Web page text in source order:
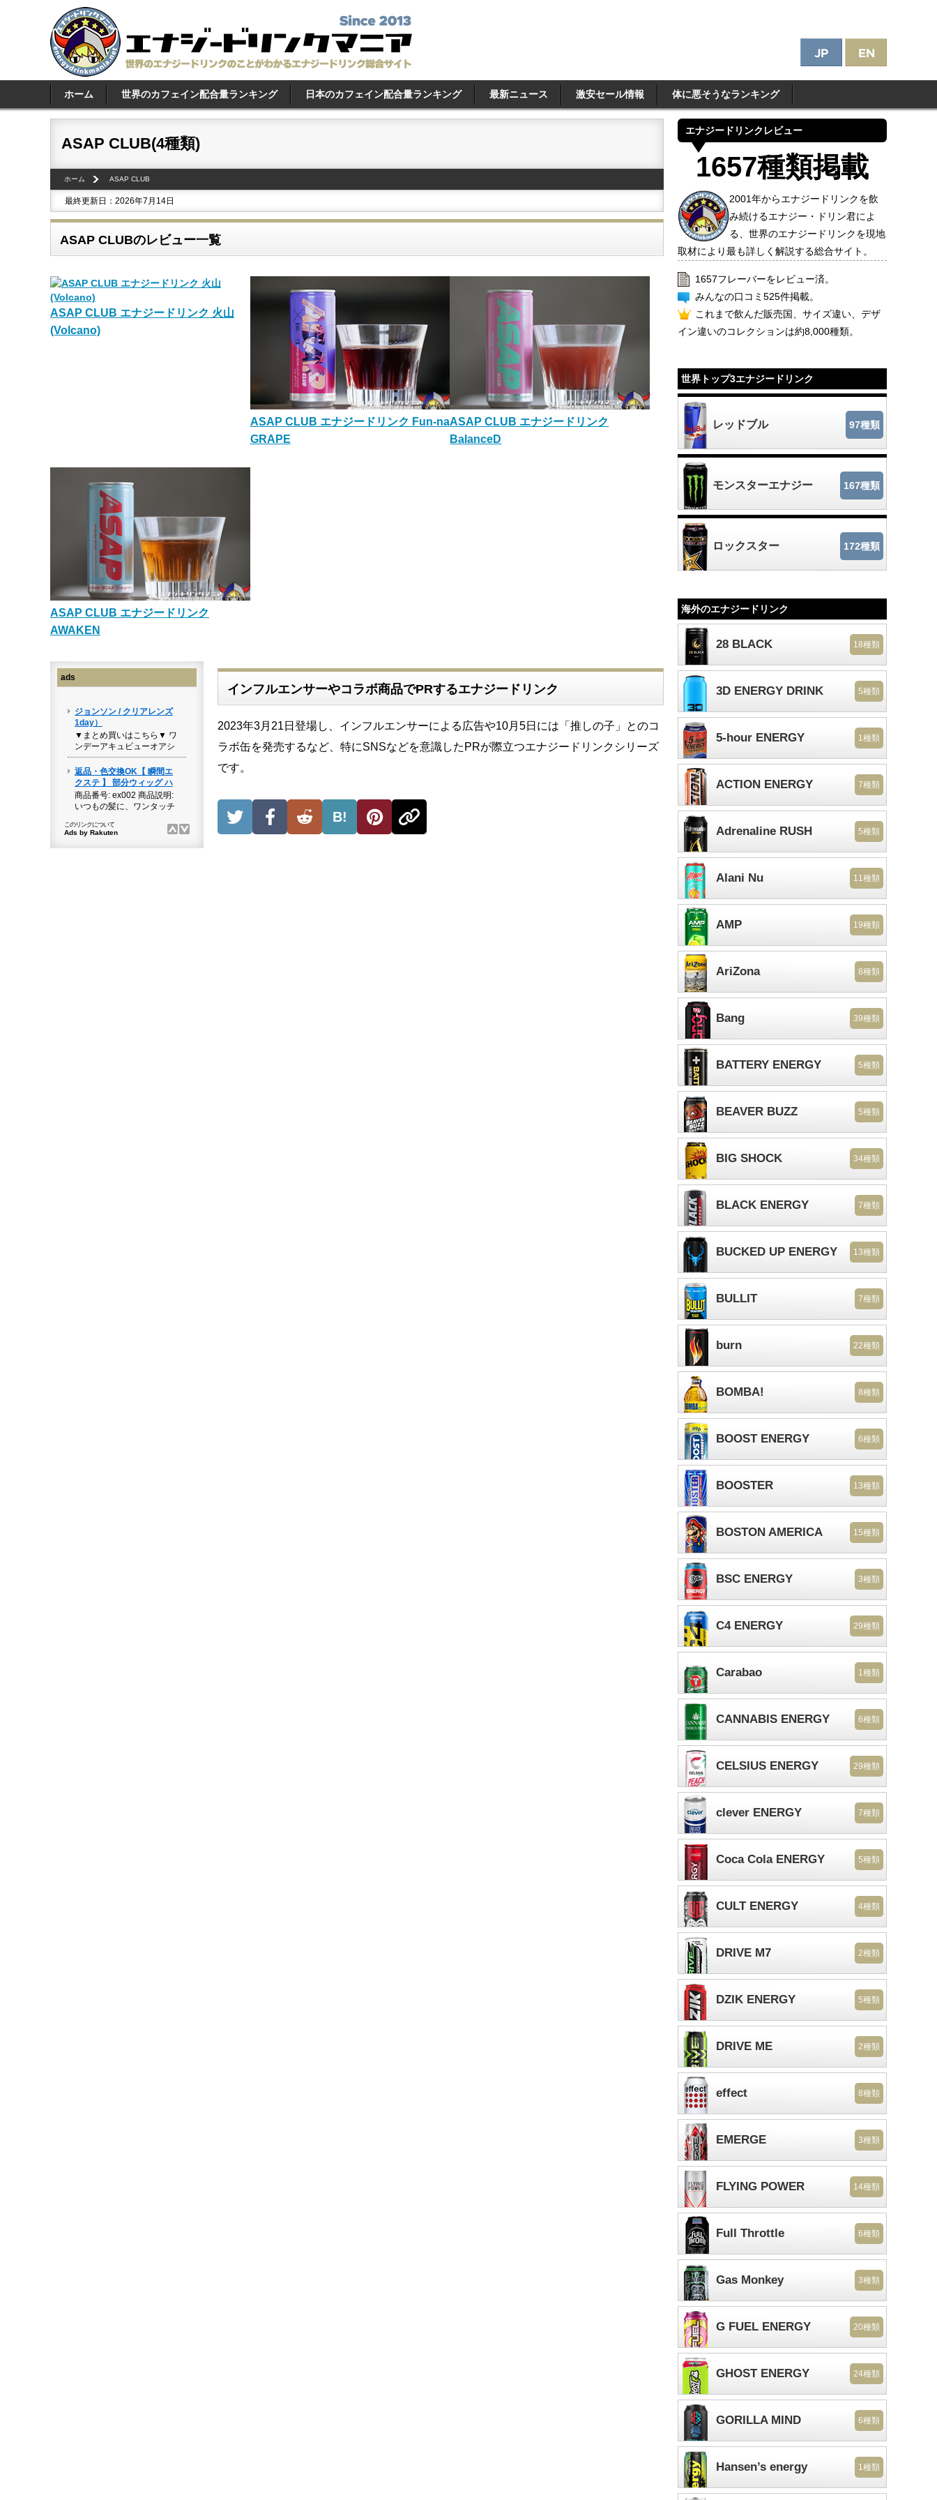
ホーム 世界のカフェイン配合量ランキング 日本のカフェイン配合量ランキング 最新ニュース 激安セール情報 体に悪そうなランキング
ASAP CLUB(4種類)
ホーム ASAP CLUB
最終更新日：2026年7月14日
ASAP CLUBのレビュー一覧
ASAP CLUB エナジードリンク 火山
(Volcano)
ASAP CLUB エナジードリンク Fun-na
GRAPE
ASAP CLUB エナジードリンク
BalanceD
ASAP CLUB エナジードリンク
AWAKEN
インフルエンサーやコラボ商品でPRするエナジードリンク
2023年3月21日登場し、インフルエンサーによる広告や10月5日には「推しの子」とのコ
ラボ缶を発売するなど、特にSNSなどを意識したPRが際立つエナジードリンクシリーズ
です。
B!
ads
エナジードリンクレビュー
1657種類掲載
2001年からエナジードリンクを飲
み続けるエナジー・ドリン君によ
る、世界のエナジードリンクを現地
取材により最も詳しく解説する総合サイト。
1657フレーバーをレビュー済。
みんなの口コミ525件掲載。
これまで飲んだ販売国、サイズ違い、デザ
イン違いのコレクションは約8,000種類。
世界トップ3エナジードリンク
レッドブル 97種類
モンスターエナジー 167種類
ロックスター 172種類
海外のエナジードリンク
28 BLACK 18種類
3D ENERGY DRINK 5種類
5-hour ENERGY 1種類
ACTION ENERGY 7種類
Adrenaline RUSH 5種類
Alani Nu 11種類
AMP 19種類
AriZona 8種類
Bang 39種類
BATTERY ENERGY 5種類
BEAVER BUZZ 5種類
BIG SHOCK 34種類
BLACK ENERGY 7種類
BUCKED UP ENERGY 13種類
BULLIT 7種類
burn 22種類
BOMBA! 8種類
BOOST ENERGY 6種類
BOOSTER 13種類
BOSTON AMERICA 15種類
BSC ENERGY 3種類
C4 ENERGY 29種類
Carabao 1種類
CANNABIS ENERGY 6種類
CELSIUS ENERGY 29種類
clever ENERGY 7種類
Coca Cola ENERGY 5種類
CULT ENERGY 4種類
DRIVE M7 2種類
DZIK ENERGY 5種類
DRIVE ME 2種類
effect 8種類
EMERGE 3種類
FLYING POWER 14種類
Full Throttle 6種類
Gas Monkey 3種類
G FUEL ENERGY 20種類
GHOST ENERGY 24種類
GORILLA MIND 6種類
Hansen’s energy 1種類